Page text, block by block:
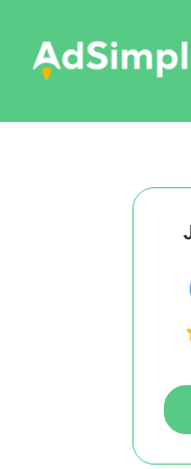
content